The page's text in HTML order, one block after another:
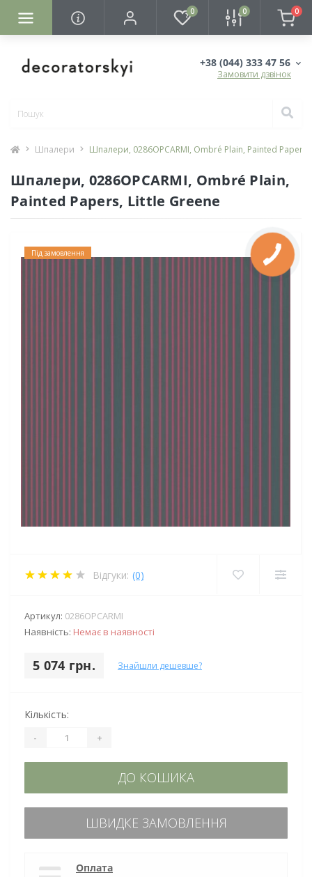
0 0 0
+38 (044) 333 47 56
Замовити дзвінок
Шпалери Шпалери, 0286OPCARMI, Ombré Plain, Painted
Шпалери, 0286OPCARMI, Ombré Plain,
Painted Papers, Little Greene
Під замовлення
Відгуки: (0)
Артикул: 0286OPCARMI
Наявність: Немає в наявності
5 074 грн. Знайшли дешевше?
Кількість:
- +
ДО КОШИКА
ШВИДКЕ ЗАМОВЛЕННЯ
Оплата